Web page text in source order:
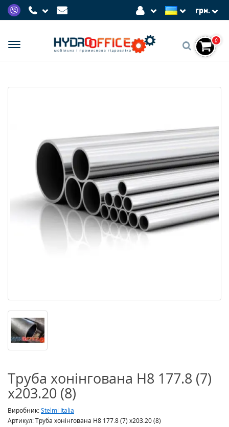
грн.
0
Труба хонінгована H8 177.8 (7)
x203.20 (8)
Виробник:Stelmi Italia
Артикул: Труба хонінгована H8 177.8 (7) x203.20 (8)